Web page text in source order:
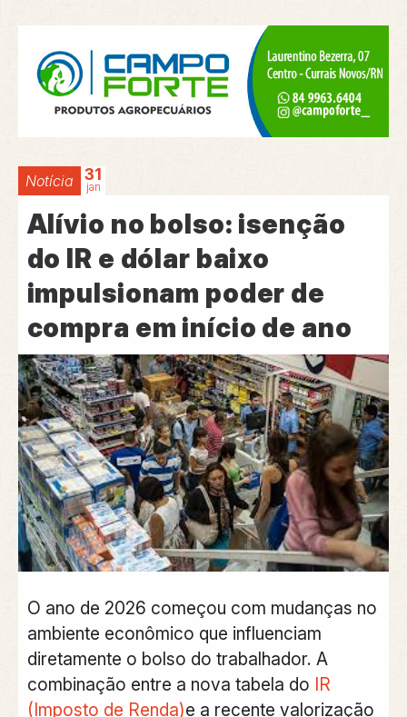
Notícia 31
jan
Alívio no bolso: isenção
do IR e dólar baixo
impulsionam poder de
compra em início de ano
O ano de 2026 começou com mudanças no
ambiente econômico que influenciam
diretamente o bolso do trabalhador. A
combinação entre a nova tabela do IR
(Imposto de Renda)e a recente valorização